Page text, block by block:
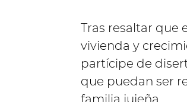
Tras resaltar que
vivienda y
partícipe de
que puedan ser
familia jujeña.